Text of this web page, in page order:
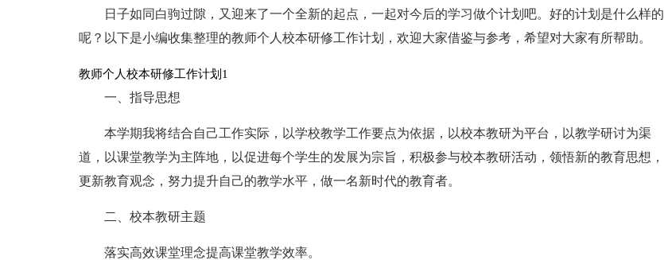
日子如同白驹过隙，又迎来了一个全新的起点，一起对今后的学习做个计划吧。好的计划是什么样的
呢？以下是小编收集整理的教师个人校本研修工作计划，欢迎大家借鉴与参考，希望对大家有所帮助。
教师个人校本研修工作计划1
一、指导思想
本学期我将结合自己工作实际，以学校教学工作要点为依据，以校本教研为平台，以教学研讨为渠
道，以课堂教学为主阵地，以促进每个学生的发展为宗旨，积极参与校本教研活动，领悟新的教育思想，
更新教育观念，努力提升自己的教学水平，做一名新时代的教育者。
二、校本教研主题
落实高效课堂理念提高课堂教学效率。